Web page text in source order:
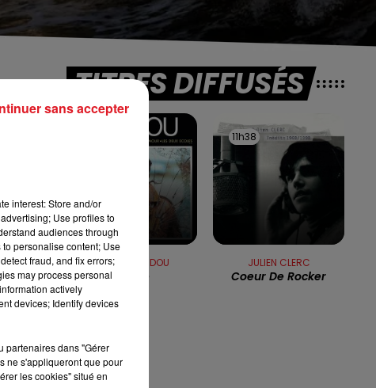
13h00 - 16h00
LES APRÈS-MIDI QUI CHANTENT
TITRES DIFFUSÉS
MICHEL SARDOU
Rouge
11h38
11h38
JULIEN CLERC
Coeur De Rocker
interest: Store and/or
Use profiles to
audiences through
personalise content; Use
fraud, and fix errors;
may process personal
actively
devices; Identify devices
partenaires dans "Gérer
ne s'appliqueront que pour
les cookies" situé en
sans accepter